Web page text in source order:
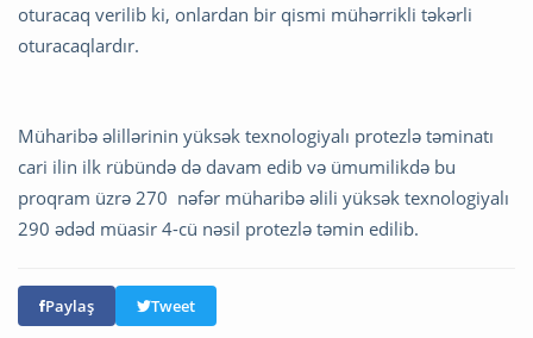
oturacaq verilib ki, onlardan bir qismi mühərrikli təkərli
oturacaqlardır.
Müharibə əlillərinin yüksək texnologiyalı protezlə təminatı
cari ilin ilk rübündə də davam edib və ümumilikdə bu
proqram üzrə 270 nəfər müharibə əlili yüksək texnologiyalı
290 ədəd müasir 4-cü nəsil protezlə təmin edilib.
Paylaş Tweet